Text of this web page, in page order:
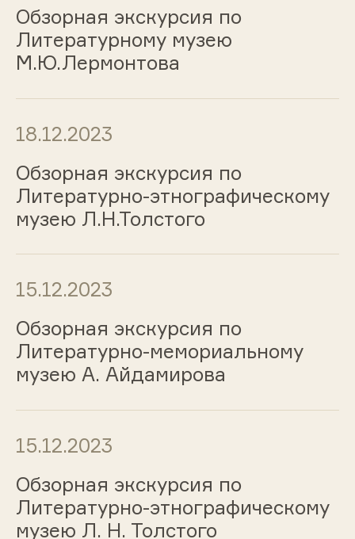
Обзорная экскурсия по
Литературному музею
М.Ю.Лермонтова
18.12.2023
Обзорная экскурсия по
Литературно-этнографическому
музею Л.Н.Толстого
15.12.2023
Обзорная экскурсия по
Литературно-мемориальному
музею А. Айдамирова
15.12.2023
Обзорная экскурсия по
Литературно-этнографическому
музею Л. Н. Толстого